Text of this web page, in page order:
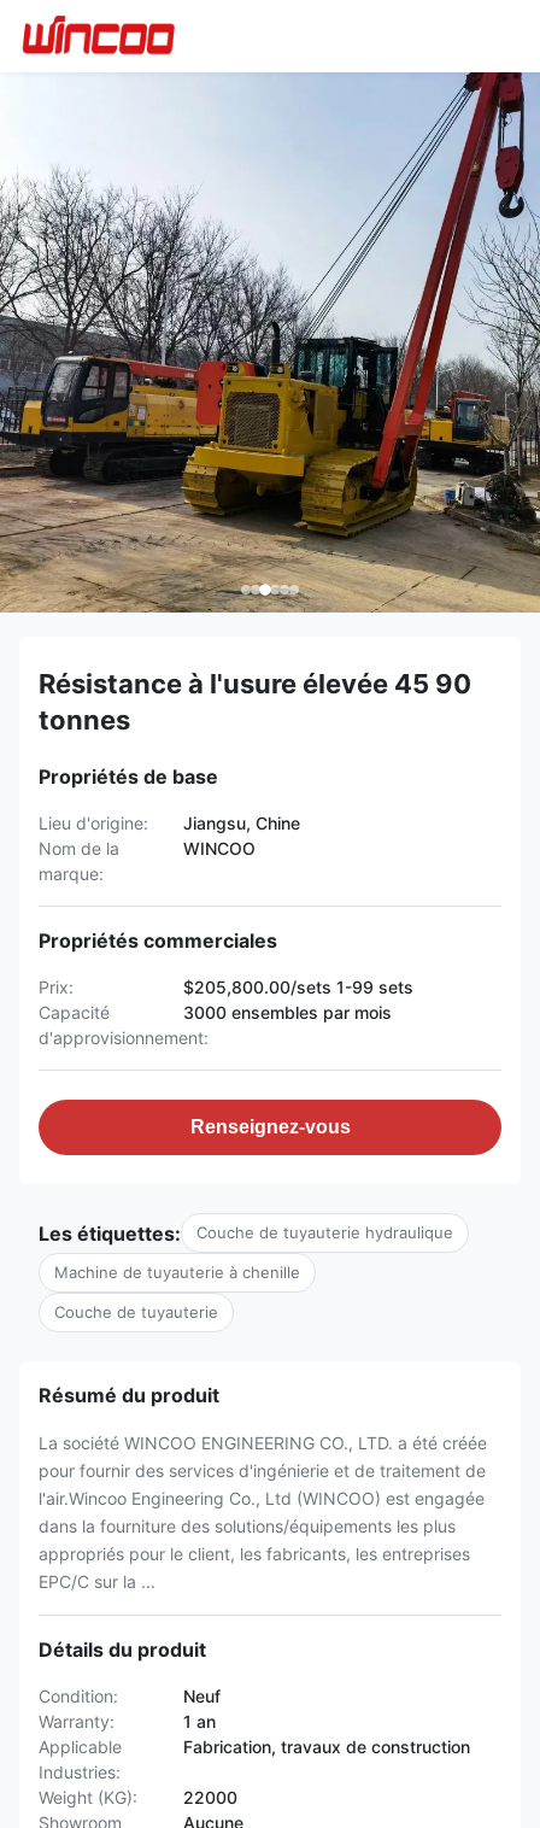
Résistance à l'usure élevée 45 90
tonnes
Propriétés de base
Lieu d'origine:
Jiangsu, Chine
Nom de la
marque:
WINCOO
Propriétés commerciales
Prix:
$205,800.00/sets 1-99 sets
Capacité
d'approvisionnement:
3000 ensembles par mois
Renseignez-vous
Les étiquettes: Couche de tuyauterie hydraulique
Machine de tuyauterie à chenille
Couche de tuyauterie
Résumé du produit
La société WINCOO ENGINEERING CO., LTD. a été créée
pour fournir des services d'ingénierie et de traitement de
l'air.Wincoo Engineering Co., Ltd (WINCOO) est engagée
dans la fourniture des solutions/équipements les plus
appropriés pour le client, les fabricants, les entreprises
EPC/C sur la ...
Détails du produit
Condition:
Neuf
Warranty:
1 an
Applicable
Industries:
Fabrication, travaux de construction
Weight (KG):
22000
Showroom
Aucune